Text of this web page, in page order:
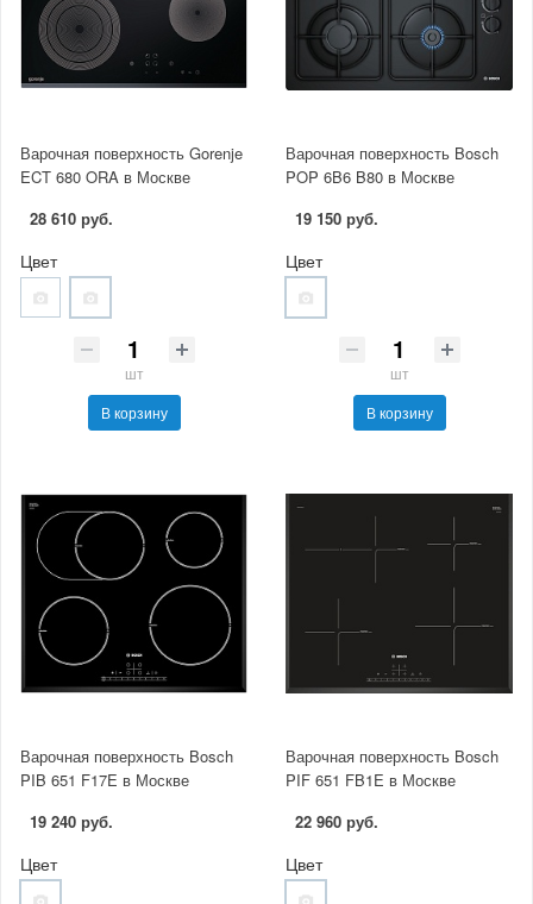
Варочная поверхность Gorenje
ECT 680 ORA в Москве
28 610 руб.
Цвет
шт
В корзину
Варочная поверхность Bosch
POP 6B6 B80 в Москве
19 150 руб.
Цвет
шт
В корзину
Варочная поверхность Bosch
PIB 651 F17E в Москве
19 240 руб.
Цвет
Варочная поверхность Bosch
PIF 651 FB1E в Москве
22 960 руб.
Цвет